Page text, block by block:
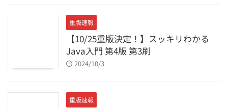
重版速報
【10/25重版決定！】スッキリわかる
Java入門 第4版 第3刷
2024/10/3
重版速報